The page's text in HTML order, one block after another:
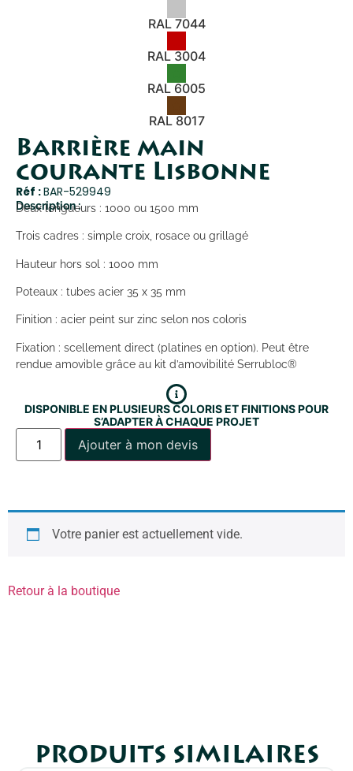
RAL 7044
RAL 3004
RAL 6005
RAL 8017
Barrière main
courante Lisbonne
Réf :BAR-529949
Description :
Deux longueurs : 1000 ou 1500 mm
Trois cadres : simple croix, rosace ou grillagé
Hauteur hors sol : 1000 mm
Poteaux : tubes acier 35 x 35 mm
Finition : acier peint sur zinc selon nos coloris
Fixation : scellement direct (platines en option). Peut être
rendue amovible grâce au kit d’amovibilité Serrubloc®
DISPONIBLE EN PLUSIEURS COLORIS ET FINITIONS POUR
S’ADAPTER À CHAQUE PROJET
Ajouter à mon devis
Votre panier est actuellement vide.
Retour à la boutique
PRODUITS SIMILAIRES